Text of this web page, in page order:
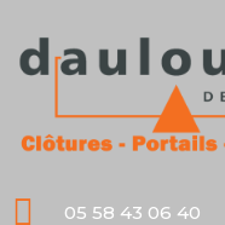
05 58 43 06 40